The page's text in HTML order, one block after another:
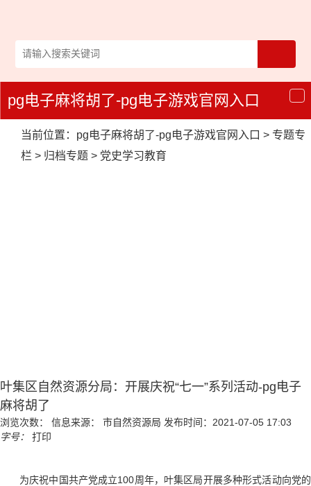
导
航
pg电子麻将胡了-pg电子游戏官网入口
当前位置： pg电子麻将胡了-pg电子游戏官网入口 > 专题专
栏 > 归档专题 > 党史学习教育
叶集区自然资源分局：开展庆祝“七一”系列活动-pg电子
麻将胡了
浏览次数： 信息来源： 市自然资源局 发布时间：2021-07-05 17:03
字号：
打印
为庆祝中国共产党成立100周年，叶集区局开展多种形式活动向党的